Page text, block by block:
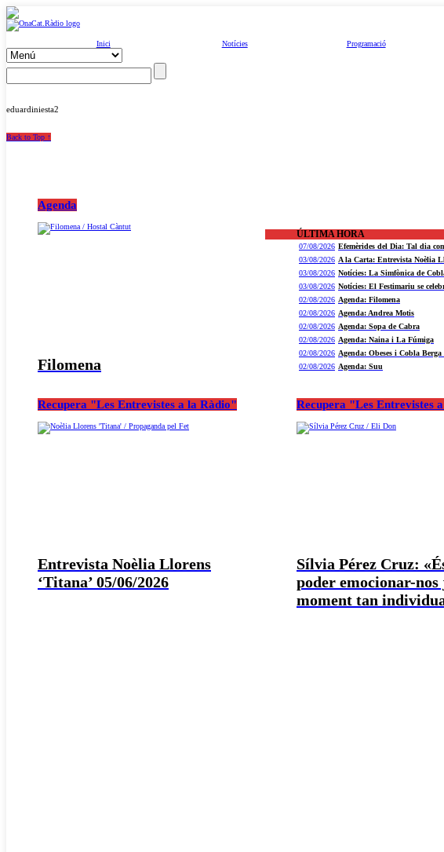
Inici Notícies Programació
eduardiniesta2
Back to Top ↑
Agenda
Filomena
ÚLTIMA HORA
07/08/2026 Efemèrides del Dia: Tal dia
03/08/2026 A la Carta: Entrevista Noèlia
03/08/2026 Notícies: La Simfònica de
03/08/2026 Notícies: El Festimariu se
02/08/2026 Agenda: Filomena
02/08/2026 Agenda: Andrea Motis
02/08/2026 Agenda: Sopa de Cabra
02/08/2026 Agenda: Naina i La Fúmiga
02/08/2026 Agenda: Obeses i Cobla Berga
02/08/2026 Agenda: Suu
Recupera "Les Entrevistes a la Ràdio"
Entrevista Noèlia Llorens
‘Titana’ 05/06/2026
Recupera "Les Entrevistes
Sílvia Pérez Cruz:
poder emocionar-nos
moment tan